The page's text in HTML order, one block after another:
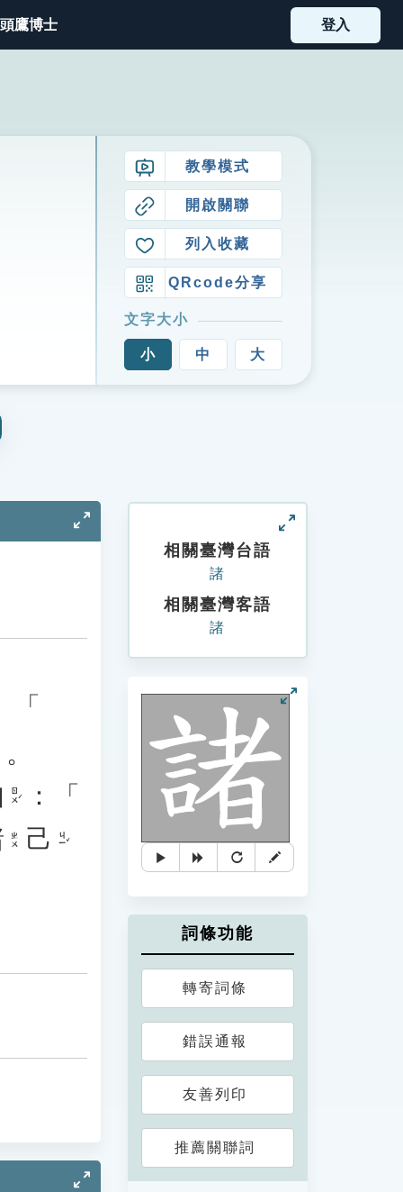
鷹博士 登入
教學模式
開啟關聯
列入收藏
QRcode分享
文字大小
小 中 大
「
ㄖㄨˊ
：「
ㄓㄨ 己 ㄐㄧˇ
相關臺灣台語
諸
相關臺灣客語
諸
詞條功能
轉寄詞條
錯誤通報
友善列印
推薦關聯詞